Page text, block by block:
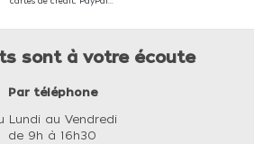
sont à votre écoute
Par téléphone
Lundi au Vendredi
de 9h à 16h30